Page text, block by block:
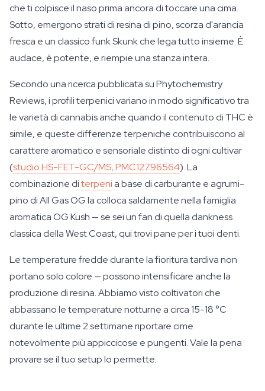
che ti colpisce il naso prima ancora di toccare una cima.
Sotto, emergono strati di resina di pino, scorza d'arancia
fresca e un classico funk Skunk che lega tutto insieme. È
audace, è potente, e riempie una stanza intera.
Secondo una ricerca pubblicata su Phytochemistry
Reviews, i profili terpenici variano in modo significativo tra
le varietà di cannabis anche quando il contenuto di THC è
simile, e queste differenze terpeniche contribuiscono al
carattere aromatico e sensoriale distinto di ogni cultivar
(studio HS-FET-GC/MS, PMC12796564). La
combinazione diterpenia base di carburante e agrumi-
pino di All Gas OG la colloca saldamente nella famiglia
aromatica OG Kush — se sei un fan di quella dankness
classica della West Coast, qui trovi pane per i tuoi denti.
Le temperature fredde durante la fioritura tardiva non
portano solo colore — possono intensificare anche la
produzione di resina. Abbiamo visto coltivatori che
abbassano le temperature notturne a circa 15-18 °C
durante le ultime 2 settimane riportare cime
notevolmente più appiccicose e pungenti. Vale la pena
provare se il tuo setup lo permette.